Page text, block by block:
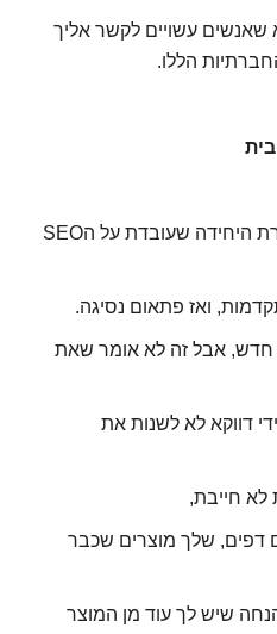
שאנשים עשויים לקשר אליך
הללו.
בל נשכח שאת גם לא המוכרת היחידה שעובדת על הSEO
ואז פתאום נסיגה.
חדש, אבל זה לא אומר שאת
דווקא לא לשנות את
חייבת,
דפים, שלך מוצרים שכבר
שיש לך עוד מן המוצר